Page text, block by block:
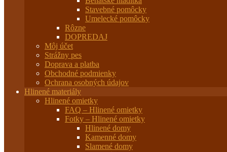
Stavebné pomôcky
Umelecké pomôcky
Rôzne
DOPREDAJ
Môj účet
Strážny pes
Doprava a platba
Obchodné podmienky
Ochrana osobných údajov
Hlinené materiály
Hlinené omietky
FAQ – Hlinené omietky
Fotky – Hlinené omietky
Hlinené domy
Kamenné domy
Slamené domy